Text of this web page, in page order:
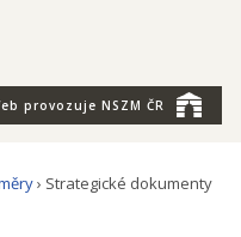
provozuje NSZM ČR
› Strategické dokumenty